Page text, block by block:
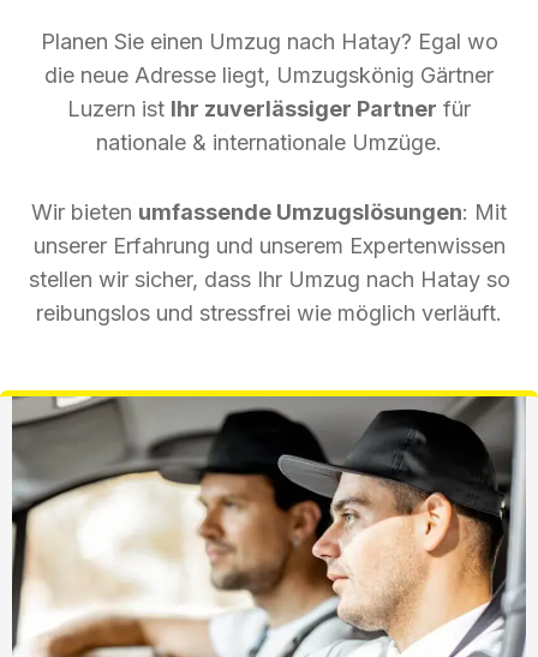
Planen Sie einen Umzug nach Hatay? Egal wo
die neue Adresse liegt, Umzugskönig Gärtner
Luzern ist Ihr zuverlässiger Partner für
nationale & internationale Umzüge.
Wir bieten umfassende Umzugslösungen: Mit
unserer Erfahrung und unserem Expertenwissen
stellen wir sicher, dass Ihr Umzug nach Hatay so
reibungslos und stressfrei wie möglich verläuft.